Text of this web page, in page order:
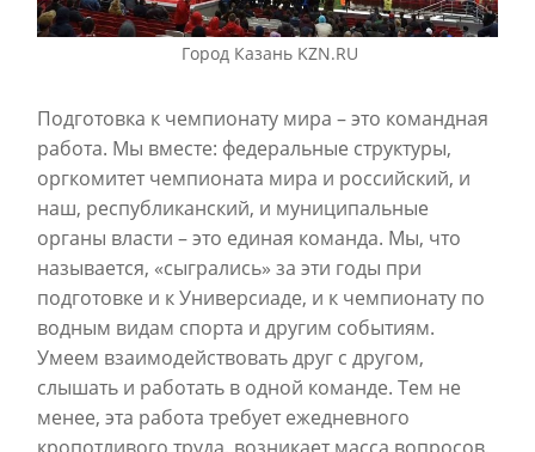
Город Казань KZN.RU
Подготовка к чемпионату мира – это командная
работа. Мы вместе: федеральные структуры,
оргкомитет чемпионата мира и российский, и
наш, республиканский, и муниципальные
органы власти – это единая команда. Мы, что
называется, «сыгрались» за эти годы при
подготовке и к Универсиаде, и к чемпионату по
водным видам спорта и другим событиям.
Умеем взаимодействовать друг с другом,
слышать и работать в одной команде. Тем не
менее, эта работа требует ежедневного
кропотливого труда, возникает масса вопросов,